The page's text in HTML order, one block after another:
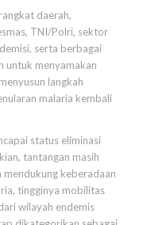
daerah,
TNI/Polri, sektor
serta berbagai
untuk menyamakan
langkah
malaria kembali
status eliminasi
tantangan masih
keberadaan
tingginya mobilitas
wilayah endemis